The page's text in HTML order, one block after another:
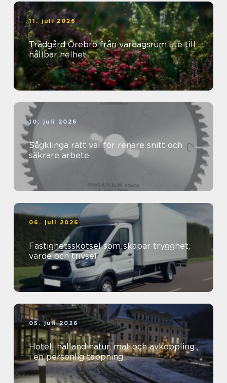
11. juli 2026
Trädgård Örebro från vardagsrum ute till
hållbar helhet
10. juli 2026
Sågklinga rätt val för renare snitt och
säkrare arbete
06. juli 2026
Fastighetsskötsel som skapar trygghet,
värde och trivsel
05. juli 2026
Hotell halland natur, mat och avkoppling
i en personlig tappning